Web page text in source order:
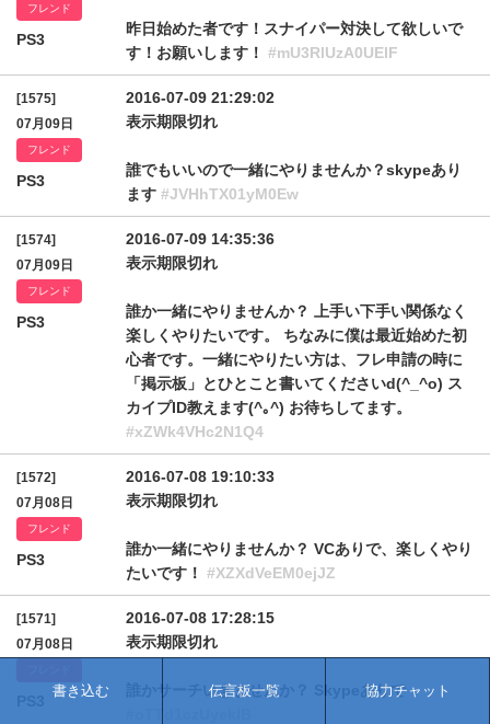
フレンド
PS3
昨日始めた者です！スナイパー対決して欲しいで
す！お願いします！ #mU3RlUzA0UElF
[1575]
07月09日
フレンド
PS3
2016-07-09 21:29:02
表示期限切れ
誰でもいいので一緒にやりませんか？skypeあり
ます #JVHhTX01yM0Ew
[1574]
07月09日
フレンド
PS3
2016-07-09 14:35:36
表示期限切れ
誰か一緒にやりませんか？ 上手い下手い関係なく
楽しくやりたいです。 ちなみに僕は最近始めた初
心者です。一緒にやりたい方は、フレ申請の時に
「掲示板」とひとこと書いてくださいd(^_^o) ス
カイプID教えます(^｡^) お待ちしてます。
#xZWk4VHc2N1Q4
[1572]
07月08日
フレンド
PS3
2016-07-08 19:10:33
表示期限切れ
誰か一緒にやりませんか？ VCありで、楽しくやり
たいです！ #XZXdVeEM0ejJZ
[1571]
07月08日
2016-07-08 17:28:15
表示期限切れ
誰かサーチいきませんか？ Skypeありで
書き込む 伝言板一覧 協力チャット